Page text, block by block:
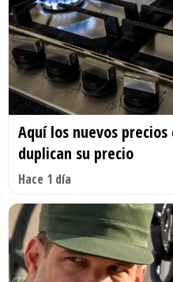
Aquí los nuevos
duplican su precio
Hace 1 día